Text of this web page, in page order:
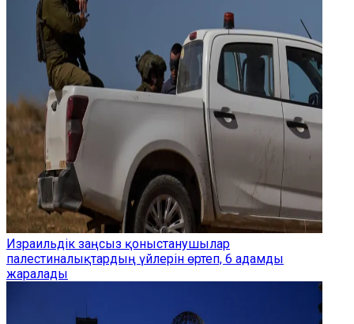
Израильдік заңсыз қоныстанушылар
палестиналықтардың үйлерін өртеп, 6 адамды
жаралады